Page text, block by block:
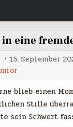
in eine
15. September
blieb einen
Stille
sein Schwert